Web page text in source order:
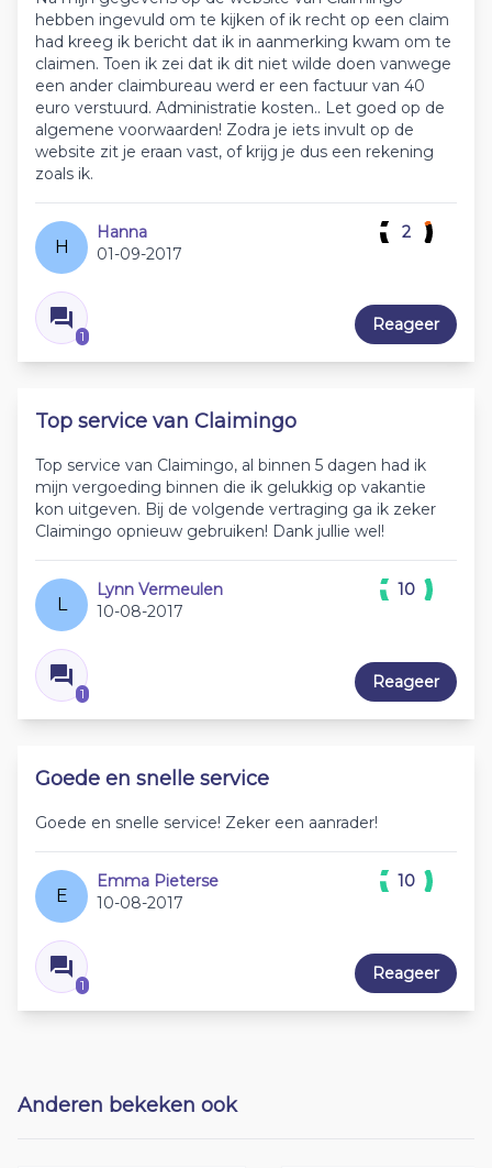
hebben ingevuld om te kijken of ik recht op een claim
had kreeg ik bericht dat ik in aanmerking kwam om te
claimen. Toen ik zei dat ik dit niet wilde doen vanwege
een ander claimbureau werd er een factuur van 40
euro verstuurd. Administratie kosten.. Let goed op de
algemene voorwaarden! Zodra je iets invult op de
website zit je eraan vast, of krijg je dus een rekening
zoals ik.
H
Hanna
01-09-2017
1
2
Reageer
Top service van Claimingo
Top service van Claimingo, al binnen 5 dagen had ik
mijn vergoeding binnen die ik gelukkig op vakantie
kon uitgeven. Bij de volgende vertraging ga ik zeker
Claimingo opnieuw gebruiken! Dank jullie wel!
L
Lynn Vermeulen
10-08-2017
1
10
Reageer
Goede en snelle service
Goede en snelle service! Zeker een aanrader!
E
Emma Pieterse
10-08-2017
1
10
Reageer
Anderen bekeken ook